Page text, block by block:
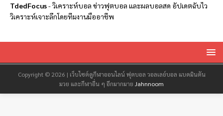
TdedFocus-วิเคราะห์บอล ข่าวฟุตบอล และผลบอลสด อัปเดตฉับไว
วิเคราะห์เจาะลึกโดยทีมงานมืออาชีพ
Copyright © 2026 | เว็บไซต์ดูกีฬาออนไลน์ ฟุตบอล วอลเลย์บอล แบดมินตัน
มวย และกีฬาอื่น ๆ อีกมากมาย Jahnnoom